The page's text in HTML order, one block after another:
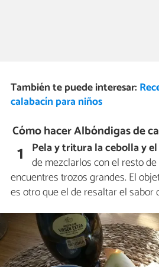
También te puede interesar:
calabacín para niños
Cómo hacer Albóndigas de
1 Pela y tritura la cebolla y
de mezclarlos con el resto
encuentres trozos grandes. El
es otro que el de resaltar el sabor